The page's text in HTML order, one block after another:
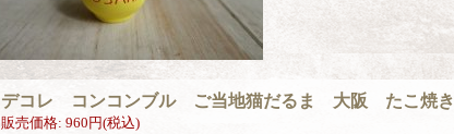
デコレ コンコンブル ご当地猫だるま 大阪 たこ焼き
販売価格: 960円(税込)